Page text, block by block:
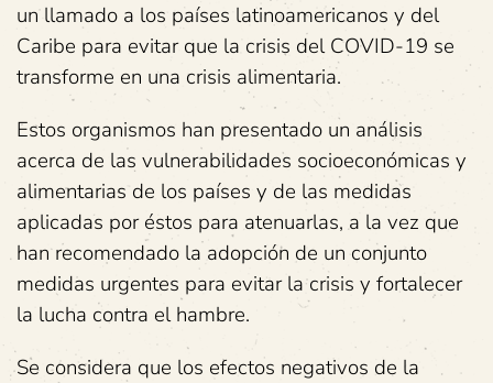
un llamado a los países latinoamericanos y del
Caribe para evitar que la crisis del COVID-19 se
transforme en una crisis alimentaria.
Estos organismos han presentado un análisis
acerca de las vulnerabilidades socioeconómicas y
alimentarias de los países y de las medidas
aplicadas por éstos para atenuarlas, a la vez que
han recomendado la adopción de un conjunto
medidas urgentes para evitar la crisis y fortalecer
la lucha contra el hambre.
Se considera que los efectos negativos de la